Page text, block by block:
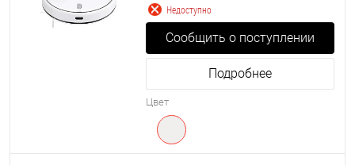
Недоступно
Сообщить о поступлении
Подробнее
Цвет